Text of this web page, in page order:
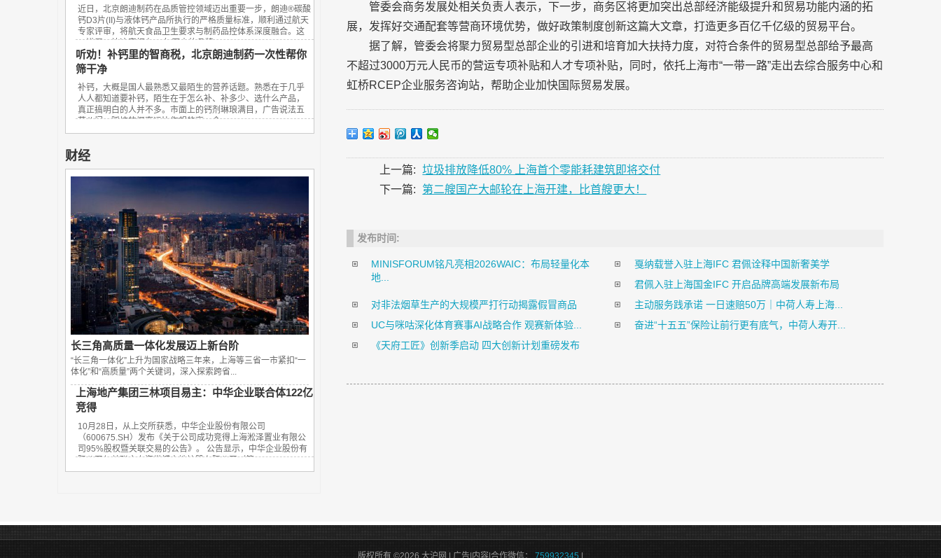
近日，北京朗迪制药在品质管控领域迈出重要一步，朗迪®碳酸
钙D3片(II)与液体钙产品所执行的严格质量标准，顺利通过航天
专家评审，将航天食品卫生要求与制药品控体系深度融合。这
一进展，让这家拥有23年历史的品牌...
听劝！补钙里的智商税，北京朗迪制药一次性帮你
筛干净
补钙，大概是国人最熟悉又最陌生的营养话题。熟悉在于几乎
人人都知道要补钙，陌生在于怎么补、补多少、选什么产品，
真正搞明白的人并不多。市面上的钙剂琳琅满目，广告说法五
花八门，踩坑的概率远比你想的高。今...
财经
长三角高质量一体化发展迈上新台阶
“长三角一体化”上升为国家战略三年来，上海等三省一市紧扣“一
体化”和“高质量”两个关键词，深入探索跨省...
上海地产集团三林项目易主：中华企业联合体122亿
竞得
10月28日，从上交所获悉，中华企业股份有限公司
（600675.SH）发布《关于公司成功竞得上海淞泽置业有限公
司95%股权暨关联交易的公告》。 公告显示，中华企业股份有
限公司与关联方上海世博土地控股有限公司（简...
管委会商务发展处相关负责人表示，下一步，商务区将更加突出总部经济能级提升和贸易功能内涵的拓
展，发挥好交通配套等营商环境优势，做好政策制度创新这篇大文章，打造更多百亿千亿级的贸易平台。
据了解，管委会将聚力贸易型总部企业的引进和培育加大扶持力度，对符合条件的贸易型总部给予最高
不超过3000万元人民币的营运专项补贴和人才专项补贴，同时，依托上海市“一带一路”走出去综合服务中心和
虹桥RCEP企业服务咨询站，帮助企业加快国际贸易发展。
上一篇:
垃圾排放降低80% 上海首个零能耗建筑即将交付
下一篇:
第二艘国产大邮轮在上海开建，比首艘更大！
发布时间:
MINISFORUM铭凡亮相2026WAIC：布局轻量化本
地...
戛纳载誉入驻上海IFC 君佩诠释中国新奢美学
君佩入驻上海国金IFC 开启品牌高端发展新布局
对非法烟草生产的大规模严打行动揭露假冒商品
主动服务践承诺 一日速赔50万｜中荷人寿上海...
UC与咪咕深化体育赛事AI战略合作 观赛新体验...
奋进“十五五”保险让前行更有底气，中荷人寿开...
《天府工匠》创新季启动 四大创新计划重磅发布